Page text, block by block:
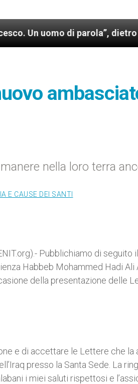
di parola”, dietro le quinte
nella loro terra
E CAUSE DEI SANTI
Pubblichiamo di
Habbeb Mohammed Hadi Ali
della presentazione delle
e di accettare le Lettere che la
presso la Santa Sede. La
i miei saluti rispettosi e